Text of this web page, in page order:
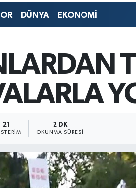
DÜNYA EKONOMİ
21 2 DK
OKUNMA SÜRESI